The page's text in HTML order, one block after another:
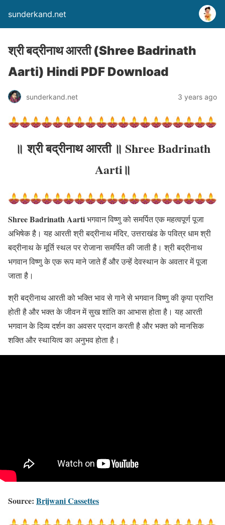
sunderkand.net
श्री बद्रीनाथ आरती (Shree Badrinath
Aarti) Hindi PDF Download
sunderkand.net 3 years ago
॥श्री बद्रीनाथ आरती॥ Shree Badrinath
Aarti॥
Shree Badrinath Aartiभगवान विष्णु को समर्पित एक महत्वपूर्ण पूजा
अभिषेक है। यह आरती श्री बद्रीनाथ मंदिर, उत्तराखंड के पवित्र धाम श्री
बद्रीनाथ के मूर्ति स्थल पर रोजाना समर्पित की जाती है। श्री बद्रीनाथ
भगवान विष्णु के एक रूप माने जाते हैं और उन्हें देवस्थान के अवतार में पूजा
जाता है।
श्री बद्रीनाथ आरती को भक्ति भाव से गाने से भगवान विष्णु की कृपा प्राप्ति
होती है और भक्त के जीवन में सुख शांति का आभास होता है। यह आरती
भगवान के दिव्य दर्शन का अवसर प्रदान करती है और भक्त को मानसिक
शक्ति और स्थायित्व का अनुभव होता है।
Source: Brijwani Cassettes